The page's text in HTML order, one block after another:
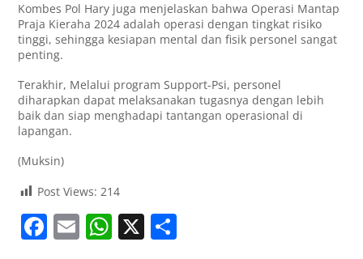
Kombes Pol Hary juga menjelaskan bahwa Operasi Mantap
Praja Kieraha 2024 adalah operasi dengan tingkat risiko
tinggi, sehingga kesiapan mental dan fisik personel sangat
penting.
Terakhir, Melalui program Support-Psi, personel
diharapkan dapat melaksanakan tugasnya dengan lebih
baik dan siap menghadapi tantangan operasional di
lapangan.
(Muksin)
Post Views: 214
F E W X